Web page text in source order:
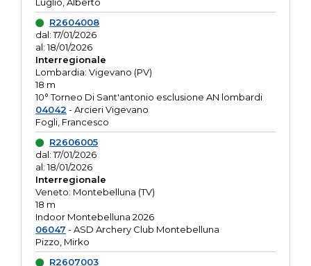
R2604008
dal: 17/01/2026
al: 18/01/2026
Interregionale
Lombardia: Vigevano (PV)
18 m
10° Torneo Di Sant'antonio esclusione AN lombardi
04042 - Arcieri Vigevano
Fogli, Francesco
R2606005
dal: 17/01/2026
al: 18/01/2026
Interregionale
Veneto: Montebelluna (TV)
18 m
Indoor Montebelluna 2026
06047 - ASD Archery Club Montebelluna
Pizzo, Mirko
R2607003